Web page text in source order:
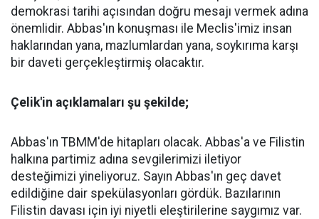
demokrasi tarihi açısından doğru mesajı vermek adına
önemlidir. Abbas'ın konuşması ile Meclis'imiz insan
haklarından yana, mazlumlardan yana, soykırıma karşı
bir daveti gerçekleştirmiş olacaktır.
Çelik'in açıklamaları şu şekilde;
Abbas'ın TBMM'de hitapları olacak. Abbas'a ve Filistin
halkına partimiz adına sevgilerimizi iletiyor
desteğimizi yineliyoruz. Sayın Abbas'ın geç davet
edildiğine dair spekülasyonları gördük. Bazılarının
Filistin davası için iyi niyetli eleştirilerine saygımız var.